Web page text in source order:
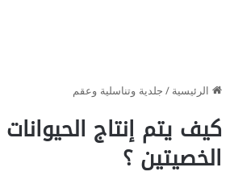
الرئيسية/جلدية وتناسلية وعقم
كيف يتم إنتاج
الخصيتين ؟